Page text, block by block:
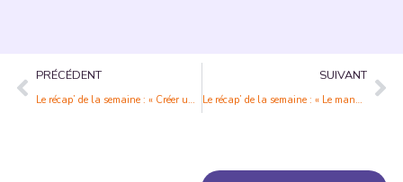
PRÉCÉDENT
Le récap’ de la semaine : « Créer un nouvel environnement de travail après la pandémie »
SUIVANT
Le récap’ de la semaine : « Le management hybride va booster le self-management et l’innovation sociale »